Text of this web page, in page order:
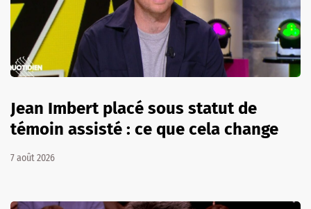
Jean Imbert placé sous statut de
témoin assisté : ce que cela change
7 août 2026